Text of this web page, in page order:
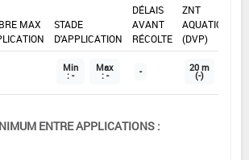
MAX
STADE
D'APPLICATION
DÉLAIS
AVANT
RÉCOLTE
ZNT
AQUATIQUE
(DVP)
Min
: -
Max
: - - 20 m
(-)
ENTRE APPLICATIONS :